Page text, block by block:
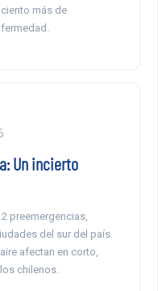
más de
Un incierto
preemergencias,
del sur del país.
afectan en corto,
chilenos.